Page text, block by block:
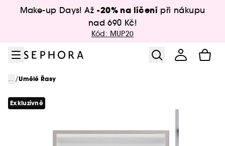
Přejít na hlavní obsah
Make-up Days! Až -20% na líčení při nákupu
nad 690 Kč!
Kód: MUP20
... /Umělé Řasy
Exkluzivně